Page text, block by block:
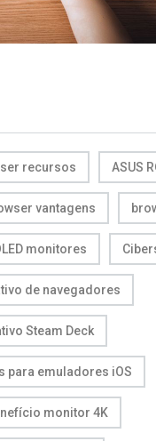
recursos ASUS
vantagens
monitores
de navegadores
Steam Deck
para emuladores iOS
monitor 4K